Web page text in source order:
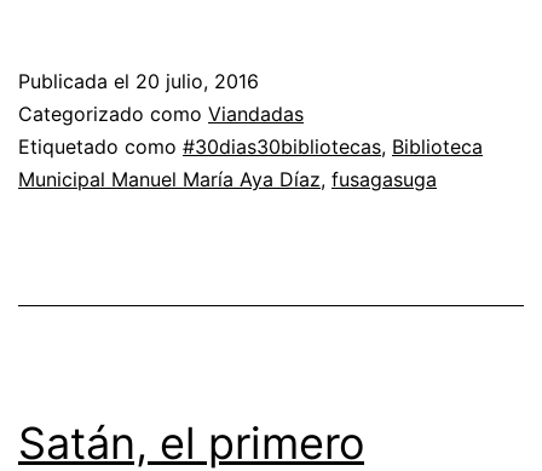
pública
Manuel
María
#30dias30bibliotecas
Publicada el 20 julio, 2016
Categorizado como Viandadas
Etiquetado como #30dias30bibliotecas, Biblioteca
Municipal Manuel María Aya Díaz, fusagasuga
Satán, el primero